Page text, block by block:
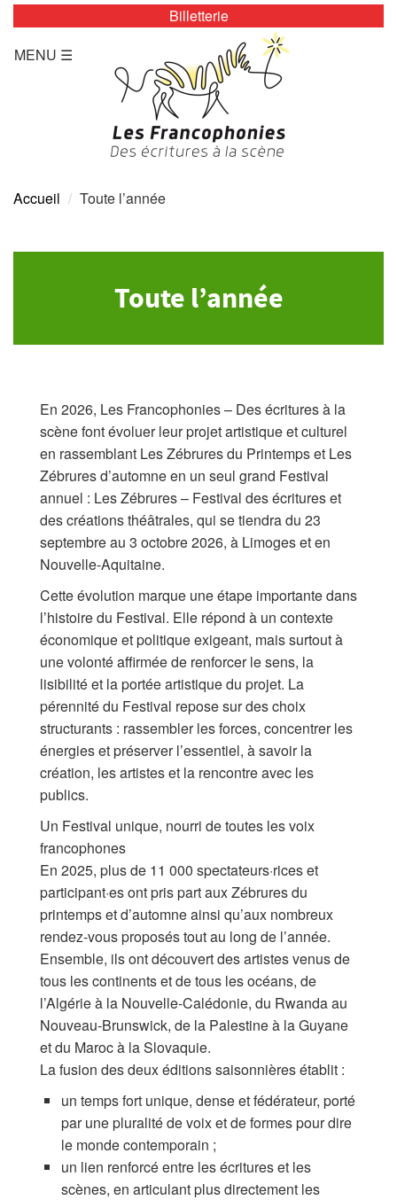
LES ZÉBRURES
Programmation/Calendrier
Presse
TOUTE L’ANNÉE
Archives
MAISON DES AUTEURS·RICES
Présentation
Les résidences
Prix littéraires
Auteurs en résidence
ACTIONS CULTURELLES
Les actions
PÔLE DOCUMENTAIRE
Les Zébrures d’automne
Les Zébrures du printemps
Maison des auteurs·rices
Archives numériques
PROJET ARTISTIQUE
Équipe
le Pole Francophone à Limoges
Billetterie
MENU ☰
Accueil Toute l’année
Toute l’année
En 2026, Les Francophonies – Des écritures à la
scène font évoluer leur projet artistique et culturel
en rassemblant Les Zébrures du Printemps et Les
Zébrures d’automne en un seul grand Festival
annuel : Les Zébrures – Festival des écritures et
des créations théâtrales, qui se tiendra du 23
septembre au 3 octobre 2026, à Limoges et en
Nouvelle-Aquitaine.
Cette évolution marque une étape importante dans
l’histoire du Festival. Elle répond à un contexte
économique et politique exigeant, mais surtout à
une volonté affirmée de renforcer le sens, la
lisibilité et la portée artistique du projet. La
pérennité du Festival repose sur des choix
structurants : rassembler les forces, concentrer les
énergies et préserver l’essentiel, à savoir la
création, les artistes et la rencontre avec les
publics.
Un Festival unique, nourri de toutes les voix
francophones
En 2025, plus de 11 000 spectateurs·rices et
participant·es ont pris part aux Zébrures du
printemps et d’automne ainsi qu’aux nombreux
rendez-vous proposés tout au long de l’année.
Ensemble, ils ont découvert des artistes venus de
tous les continents et de tous les océans, de
l’Algérie à la Nouvelle‑Calédonie, du Rwanda au
Nouveau‑Brunswick, de la Palestine à la Guyane
et du Maroc à la Slovaquie.
La fusion des deux éditions saisonnières établit :
un temps fort unique, dense et fédérateur, porté
par une pluralité de voix et de formes pour dire
le monde contemporain ;
un lien renforcé entre les écritures et les
scènes, en articulant plus directement les